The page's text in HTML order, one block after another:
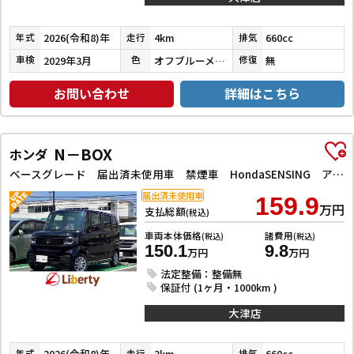
年式 2026(令和8)年 走行 4km 排気 660cc
車検 2029年3月 色 オフブルーメタリック 修復 無
お問い合わせ 詳細はこちら
ホンダ N－BOX
ベースグレード 届出済未使用車 禁煙車 HondaSENSING アダプティブクルーズコントロール 電子パーキング 左パワースライドドア LEDヘッドライト スマートキー プッシュスタート アイドリングストップ
支払総額(税込) 159.9万円
車両本体価格(税込)
150.1万円
諸費用(税込)
9.8万円
法定整備：整備無
保証付 (1ヶ月・1000km )
届出済未使用車
大津店